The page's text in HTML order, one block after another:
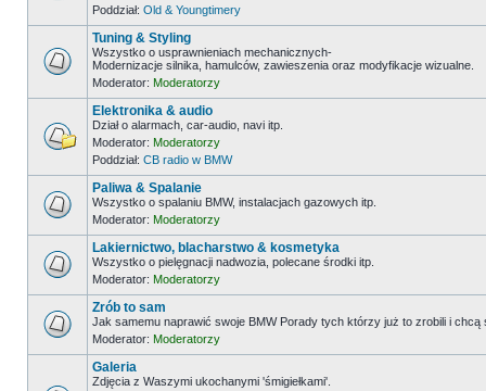
Poddział: Old & Youngtimery
Tuning & Styling
Wszystko o usprawnieniach mechanicznych-
Modernizacje silnika, hamulców, zawieszenia oraz modyfikacje wizualne.
Moderator: Moderatorzy
Elektronika & audio
Dział o alarmach, car-audio, navi itp.
Moderator: Moderatorzy
Poddział: CB radio w BMW
Paliwa & Spalanie
Wszystko o spalaniu BMW, instalacjach gazowych itp.
Moderator: Moderatorzy
Lakiernictwo, blacharstwo & kosmetyka
Wszystko o pielęgnacji nadwozia, polecane środki itp.
Moderator: Moderatorzy
Zrób to sam
Jak samemu naprawić swoje BMW Porady tych którzy już to zrobili i
Moderator: Moderatorzy
Galeria
Zdjęcia z Waszymi ukochanymi 'śmigiełkami'.